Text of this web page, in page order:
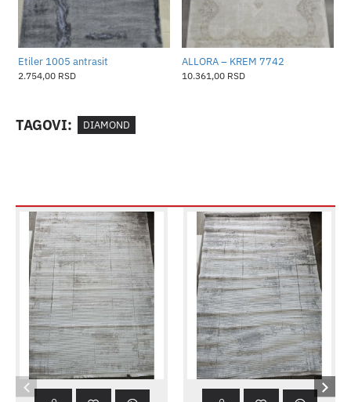
​Etiler 1005 antrasit
2.754,00 RSD
ALLORA – KREM 7742
10.361,00 RSD
TAGOVI: DIAMOND